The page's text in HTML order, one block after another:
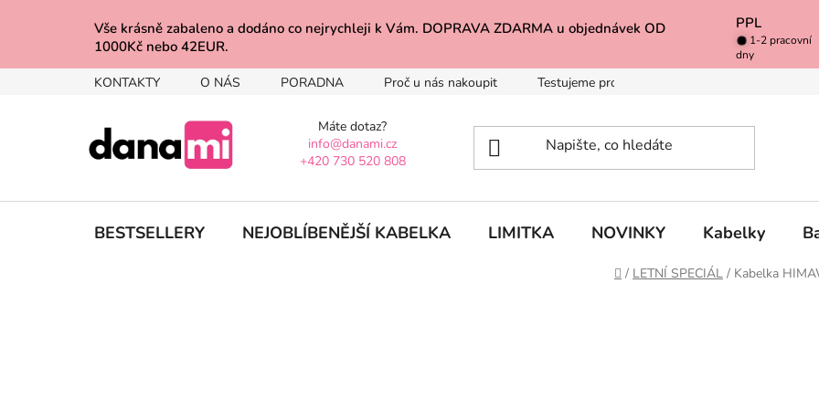
Vše krásně zabaleno a dodáno co nejrychleji k Vám. DOPRAVA ZDARMA u objednávek OD
1000Kč nebo 42EUR.
PPL
1-2 pracovní
dny
KONTAKTY O NÁS PORADNA Proč u nás nakoupit Testujeme pro Vás
Máte dotaz?
info@danami.cz
+420 730 520 808
BESTSELLERY NEJOBLÍBENĚJŠÍ KABELKA LIMITKA NOVINKY Kabelky
Domů
/ LETNÍ SPECIÁL / Kabelka